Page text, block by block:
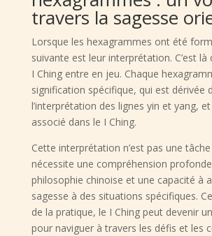
travers la sagesse
Lorsque les hexagrammes ont été
suivante est leur interprétation. C’est là
I Ching entre en jeu. Chaque
signification spécifique, qui est dérivée
l’interprétation des lignes yin et yang,
associé dans le I Ching.
Cette interprétation n’est pas une tâche
nécessite une compréhension
philosophie chinoise et une capacité à
sagesse à des situations spécifiques.
de la pratique, le I Ching peut devenir
pour naviguer à travers les défis et les